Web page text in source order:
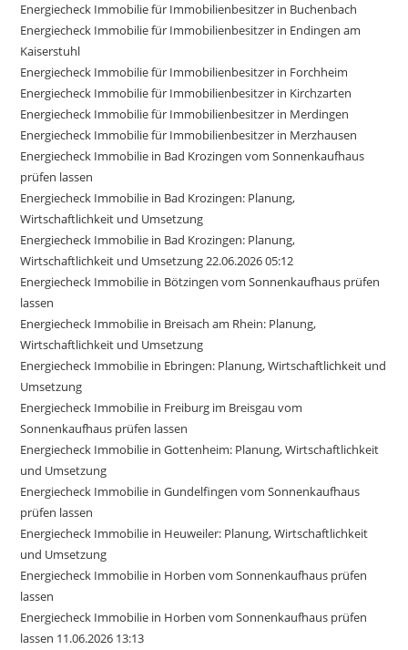
Energiecheck Immobilie für Immobilienbesitzer in Buchenbach
Energiecheck Immobilie für Immobilienbesitzer in Endingen am
Kaiserstuhl
Energiecheck Immobilie für Immobilienbesitzer in Forchheim
Energiecheck Immobilie für Immobilienbesitzer in Kirchzarten
Energiecheck Immobilie für Immobilienbesitzer in Merdingen
Energiecheck Immobilie für Immobilienbesitzer in Merzhausen
Energiecheck Immobilie in Bad Krozingen vom Sonnenkaufhaus
prüfen lassen
Energiecheck Immobilie in Bad Krozingen: Planung,
Wirtschaftlichkeit und Umsetzung
Energiecheck Immobilie in Bad Krozingen: Planung,
Wirtschaftlichkeit und Umsetzung 22.06.2026 05:12
Energiecheck Immobilie in Bötzingen vom Sonnenkaufhaus prüfen
lassen
Energiecheck Immobilie in Breisach am Rhein: Planung,
Wirtschaftlichkeit und Umsetzung
Energiecheck Immobilie in Ebringen: Planung, Wirtschaftlichkeit und
Umsetzung
Energiecheck Immobilie in Freiburg im Breisgau vom
Sonnenkaufhaus prüfen lassen
Energiecheck Immobilie in Gottenheim: Planung, Wirtschaftlichkeit
und Umsetzung
Energiecheck Immobilie in Gundelfingen vom Sonnenkaufhaus
prüfen lassen
Energiecheck Immobilie in Heuweiler: Planung, Wirtschaftlichkeit
und Umsetzung
Energiecheck Immobilie in Horben vom Sonnenkaufhaus prüfen
lassen
Energiecheck Immobilie in Horben vom Sonnenkaufhaus prüfen
lassen 11.06.2026 13:13